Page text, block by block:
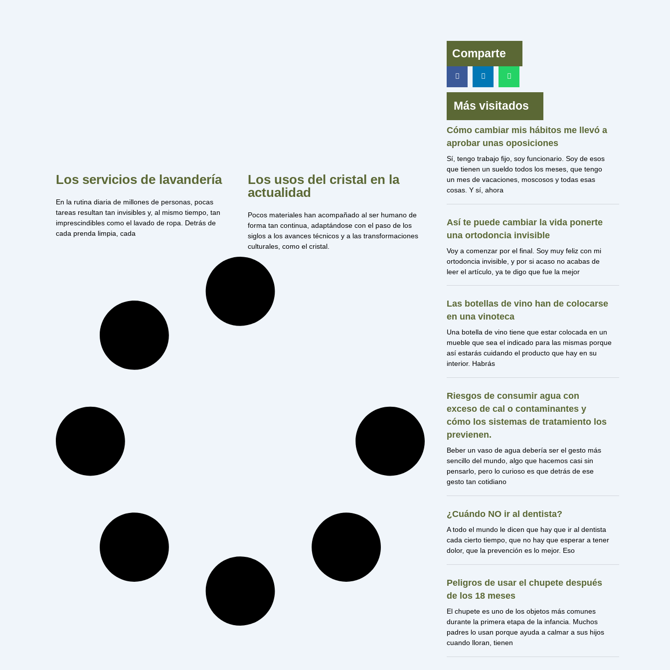
Los servicios de lavandería
En la rutina diaria de millones de personas, pocas
tareas resultan tan invisibles y, al mismo tiempo, tan
imprescindibles como el lavado de ropa. Detrás de
cada prenda limpia, cada
Los usos del cristal en la
actualidad
Pocos materiales han acompañado al ser humano de
forma tan continua, adaptándose con el paso de los
siglos a los avances técnicos y a las transformaciones
culturales, como el cristal.
Comparte
Más visitados
Cómo cambiar mis hábitos me llevó a
aprobar unas oposiciones
Sí, tengo trabajo fijo, soy funcionario. Soy de esos
que tienen un sueldo todos los meses, que tengo
un mes de vacaciones, moscosos y todas esas
cosas. Y sí, ahora
Así te puede cambiar la vida ponerte
una ortodoncia invisible
Voy a comenzar por el final. Soy muy feliz con mi
ortodoncia invisible, y por si acaso no acabas de
leer el artículo, ya te digo que fue la mejor
Las botellas de vino han de colocarse
en una vinoteca
Una botella de vino tiene que estar colocada en un
mueble que sea el indicado para las mismas porque
así estarás cuidando el producto que hay en su
interior. Habrás
Riesgos de consumir agua con
exceso de cal o contaminantes y
cómo los sistemas de tratamiento los
previenen.
Beber un vaso de agua debería ser el gesto más
sencillo del mundo, algo que hacemos casi sin
pensarlo, pero lo curioso es que detrás de ese
gesto tan cotidiano
¿Cuándo NO ir al dentista?
A todo el mundo le dicen que hay que ir al dentista
cada cierto tiempo, que no hay que esperar a tener
dolor, que la prevención es lo mejor. Eso
Peligros de usar el chupete después
de los 18 meses
El chupete es uno de los objetos más comunes
durante la primera etapa de la infancia. Muchos
padres lo usan porque ayuda a calmar a sus hijos
cuando lloran, tienen